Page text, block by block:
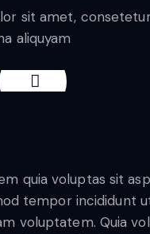
sit amet,
aliquyam
quia voluptas sit
tempor incididunt
voluptatem. Quia